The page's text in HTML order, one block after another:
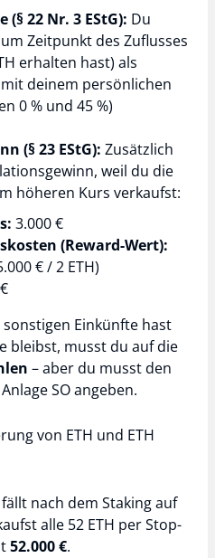
22 Nr. 3 EStG): Du
Zeitpunkt des Zuflusses
erhalten hast) als
deinem persönlichen
0 % und 45 %)
(§ 23 EStG): Zusätzlich
weil du die
höheren Kurs verkaufst:
3.000 €
(Reward-Wert):
€ / 2 ETH)
Einkünfte hast
bleibst, musst du auf die
– aber du musst den
SO angeben.
von ETH und ETH
nach dem Staking auf
alle 52 ETH per Stop-
52.000 €.